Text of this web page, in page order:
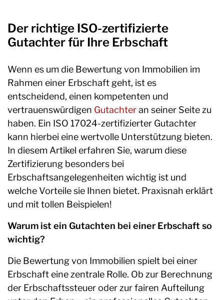
Der richtige ISO-zertifizierte
Gutachter für Ihre Erbschaft
Wenn es um die Bewertung von Immobilien im
Rahmen einer Erbschaft geht, ist es
entscheidend, einen kompetenten und
vertrauenswürdigen Gutachteran seiner Seite zu
haben. Ein ISO 17024-zertifizierter Gutachter
kann hierbei eine wertvolle Unterstützung bieten.
In diesem Artikel erfahren Sie, warum diese
Zertifizierung besonders bei
Erbschaftsangelegenheiten wichtig ist und
welche Vorteile sie Ihnen bietet. Praxisnah erklärt
und mit tollen Beispielen!
Warum ist ein Gutachten bei einer Erbschaft so
wichtig?
Die Bewertung von Immobilien spielt bei einer
Erbschaft eine zentrale Rolle. Ob zur Berechnung
der Erbschaftssteuer oder zur fairen Aufteilung